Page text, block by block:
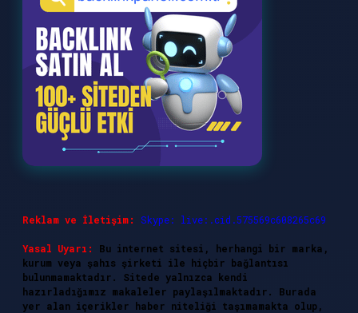
Reklam ve İletişim: Skype: live:.cid.575569c608265c69
Yasal Uyarı:
Bu internet sitesi, herhangi bir marka,
kurum veya şahıs şirketi ile hiçbir bağlantısı
bulunmamaktadır. Sitede yalnızca kendi
hazırladığımız makaleler paylaşılmaktadır. Burada
yer alan içerikler haber niteliği taşımamakta olup,